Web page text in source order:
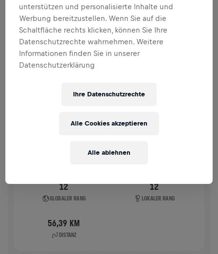
Deine Spende macht den Unterschied! 100 % davon
fließen in die Rückenmarksforschung.
VERGANGENE TEILNAHMEN
03. Mai 2020
12
GLOBALER RANG
12
LOKALER RANG
56,39 KM
DISTANZ
unterstützen und personalisierte Inhalte und
Werbung bereitzustellen. Wenn Sie auf die
Schaltfläche rechts klicken, können Sie Ihre
Datenschutzrechte wahrnehmen. Weitere
Informationen finden Sie in unserer
Datenschutzerklärung
Ihre Datenschutzrechte
Alle ablehnen
Alle Cookies akzeptieren